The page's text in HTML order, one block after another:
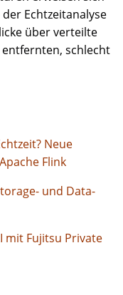
Echtzeitanalyse
über verteilte
entfernten, schlecht
Neue
Flink
und Data-
mit Fujitsu Private